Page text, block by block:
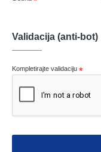
Validacija (anti-bot)
Kompletirajte validaciju